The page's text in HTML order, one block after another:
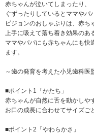
赤ちゃんが泣いてしまったり、
ぐずったりしているとママやパ
ピジョンのおしゃぶりは、赤ち
上手に吸えて落ち着き効果のあ
ママやパパにも赤ちゃんにも快
ます。
～歯の発育を考えた小児歯科医
■ポイント1「かたち」
赤ちゃんが自然に舌を動かしや
お口の成長に合わせてサイズご
■ポイント2「やわらかさ」